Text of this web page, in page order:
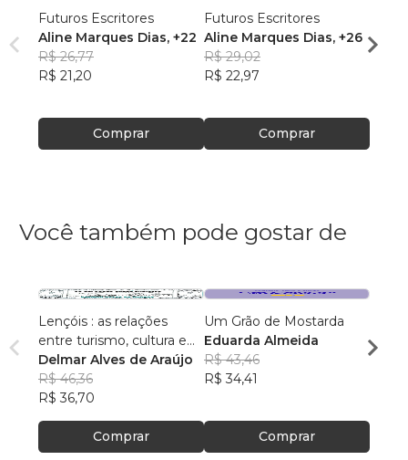
Futuros Escritores
Aline Marques Dias, +22
R$ 26,77
R$ 21,20
Comprar
Futuros Escritores
Aline Marques Dias, +26
R$ 29,02
R$ 22,97
Comprar
Ana
R$
Você também pode gostar de
Lençóis : as relações
entre turismo, cultura e
ambiente
Delmar Alves de Araújo
R$ 46,36
R$ 36,70
Comprar
Um Grão de Mostarda
Eduarda Almeida
R$ 43,46
R$ 34,41
Comprar
Aulas